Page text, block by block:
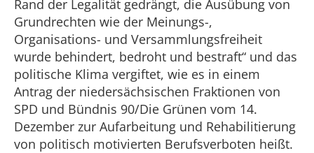
Rand der Legalität gedrängt, die Ausübung von
Grundrechten wie der Meinungs-,
Organisations- und Versammlungsfreiheit
wurde behindert, bedroht und bestraft“ und das
politische Klima vergiftet, wie es in einem
Antrag der niedersächsischen Fraktionen von
SPD und Bündnis 90/Die Grünen vom 14.
Dezember zur Aufarbeitung und Rehabilitierung
von politisch motivierten Berufsverboten heißt.